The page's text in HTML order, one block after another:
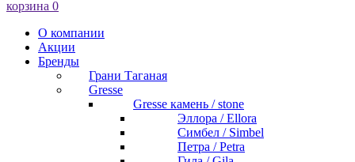
корзина 0
О компании
Акции
Бренды
Грани Таганая
Gresse
Gresse камень / stone
Эллора / Ellora
Симбел / Simbel
Петра / Petra